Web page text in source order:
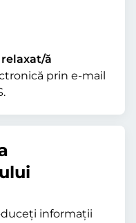
ă
prin e-mail
informații